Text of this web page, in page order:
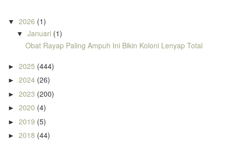
▼ 2026 (1)
▼ Januari (1)
Obat Rayap Paling Ampuh Ini Bikin Koloni Lenyap Total
► 2025 (444)
► 2024 (26)
► 2023 (200)
► 2020 (4)
► 2019 (5)
► 2018 (44)